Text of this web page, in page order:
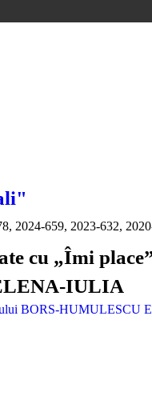
2024-659, 2023-632,
cu „Îmi
IULIA
BORS-HUMULESCU